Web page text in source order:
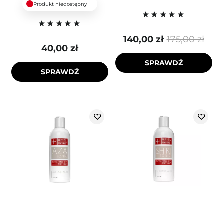
Produkt niedostępny
40,00 zł
SPRAWDŹ
175,00 zł
140,00 zł
SPRAWDŹ